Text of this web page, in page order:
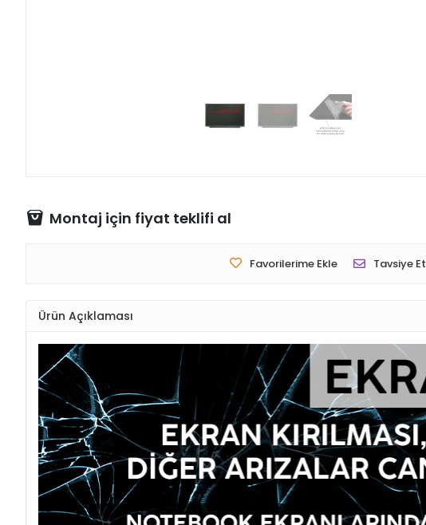
Montaj için fiyat teklifi al
Favorilerime Ekle Tavsiye Et
Ürün Açıklaması